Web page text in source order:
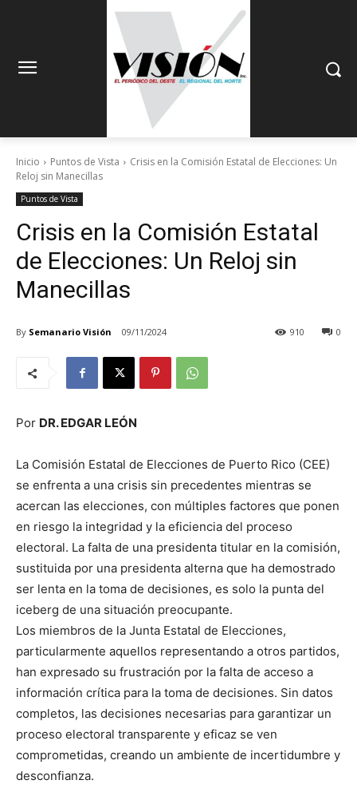
Inicio Puntos de Vista
Crisis en la Comisión Estatal de Elecciones: Un
Reloj sin Manecillas
Puntos de Vista
Crisis en la Comisión Estatal
de Elecciones: Un Reloj sin
Manecillas
By Semanario Visión 09/11/2024 0
910
Por DR. EDGAR LEÓN
La Comisión Estatal de Elecciones de Puerto Rico (CEE)
se enfrenta a una crisis sin precedentes mientras se
acercan las elecciones, con múltiples factores que ponen
en riesgo la integridad y la eficiencia del proceso
electoral. La falta de una presidenta titular en la comisión,
sustituida por una presidenta alterna que ha demostrado
ser lenta en la toma de decisiones, es solo la punta del
iceberg de una situación preocupante.
Los miembros de la Junta Estatal de Elecciones,
particularmente aquellos representando a otros partidos,
han expresado su frustración por la falta de acceso a
información crítica para la toma de decisiones. Sin datos
completos, las decisiones necesarias para garantizar un
proceso electoral transparente y eficaz se ven
comprometidas, creando un ambiente de incertidumbre y
desconfianza.